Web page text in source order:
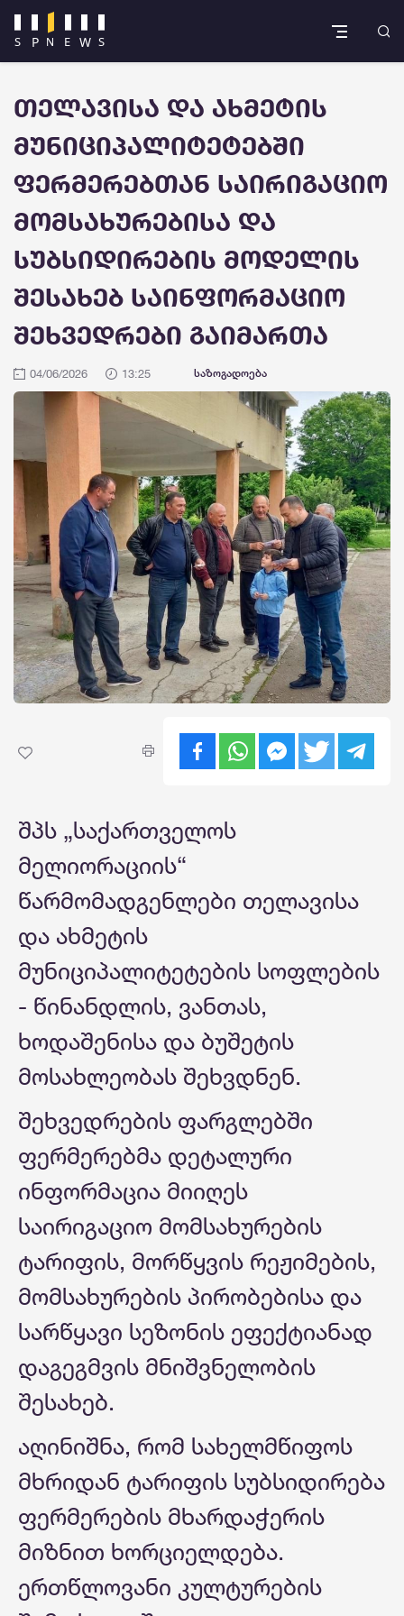
თელავისა და ახმეტის
მუნიციპალიტეტებში
ფერმერებთან საირიგაციო
მომსახურებისა და
სუბსიდირების მოდელის
შესახებ საინფორმაციო
შეხვედრები გაიმართა
04/06/2026 13:25 საზოგადოება
შპს „საქართველოს
მელიორაციის“
წარმომადგენლები თელავისა
და ახმეტის
მუნიციპალიტეტების სოფლების
- წინანდლის, ვანთას,
ხოდაშენისა და ბუშეტის
მოსახლეობას შეხვდნენ.
შეხვედრების ფარგლებში
ფერმერებმა დეტალური
ინფორმაცია მიიღეს
საირიგაციო მომსახურების
ტარიფის, მორწყვის რეჟიმების,
მომსახურების პირობებისა და
სარწყავი სეზონის ეფექტიანად
დაგეგმვის მნიშვნელობის
შესახებ.
აღინიშნა, რომ სახელმწიფოს
მხრიდან ტარიფის სუბსიდირება
ფერმერების მხარდაჭერის
მიზნით ხორციელდება.
ერთწლოვანი კულტურების